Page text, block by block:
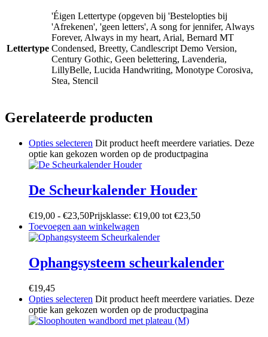
Lettertype
'Éigen Lettertype (opgeven bij 'Bestelopties bij
'Afrekenen', 'geen letters', A song for jennifer, Always
Forever, Always in my heart, Arial, Bernard MT
Condensed, Breetty, Candlescript Demo Version,
Century Gothic, Geen belettering, Lavenderia,
LillyBelle, Lucida Handwriting, Monotype Corosiva,
Stea, Stencil
Gerelateerde producten
Opties selecteren Dit product heeft meerdere variaties. Deze
optie kan gekozen worden op de productpagina
De Scheurkalender Houder
€19,00 - €23,50Prijsklasse: €19,00 tot €23,50
Toevoegen aan winkelwagen
Ophangsysteem scheurkalender
€19,45
Opties selecteren Dit product heeft meerdere variaties. Deze
optie kan gekozen worden op de productpagina